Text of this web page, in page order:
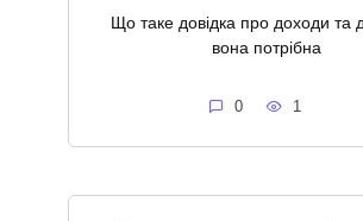
Що таке довідка про доходи та
вона потрібна
0 1